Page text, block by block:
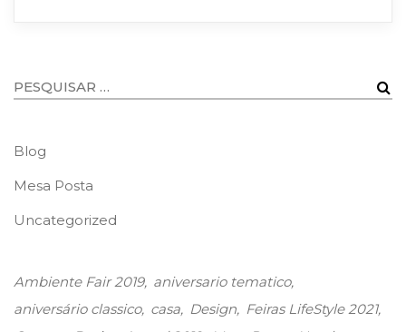
Blog
Mesa Posta
Uncategorized
Ambiente Fair 2019 aniversario tematico
aniversário classico casa Design
Feiras LifeStyle 2021